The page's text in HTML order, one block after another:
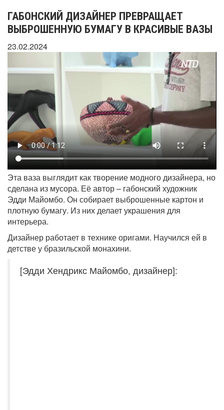
ГАБОНСКИЙ ДИЗАЙНЕР ПРЕВРАЩАЕТ
ВЫБРОШЕННУЮ БУМАГУ В КРАСИВЫЕ ВАЗЫ
23.02.2024
Эта ваза выглядит как творение модного дизайнера, но
сделана из мусора. Её автор – габонский художник
Эдди Майомбо. Он собирает выброшенные картон и
плотную бумагу. Из них делает украшения для
интерьера.
Дизайнер работает в технике оригами. Научился ей в
детстве у бразильской монахини.
[Эдди Хендрикс Майомбо, дизайнер]: